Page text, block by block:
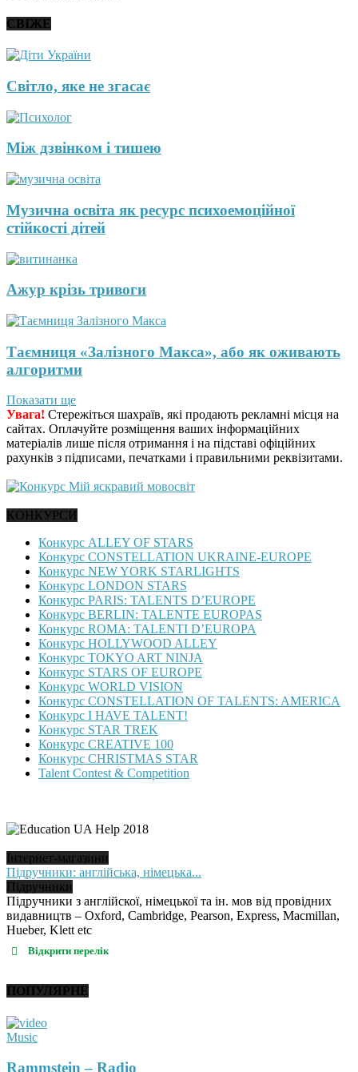
СВІЖЕ
Світло, яке не згасає
Між дзвінком і тишею
Музична освіта як ресурс психоемоційної
стійкості дітей
Ажур крізь тривоги
Таємниця «Залізного Макса», або як оживають
алгоритми
Показати ще
Увага! Стережіться шахраїв, які продають рекламні місця на
сайтах. Оплачуйте розміщення ваших інформаційних
матеріалів лише після отримання і на підставі офіційних
рахунків з підписами, печатками і правильними реквізитами.
КОНКУРСИ
Конкурс ALLEY OF STARS
Конкурс CONSTELLATION UKRAINE-EUROPE
Конкурс NEW YORK STARLIGHTS
Конкурс LONDON STARS
Конкурс PARIS: TALENTS D’EUROPE
Конкурс BERLIN: TALENTE EUROPAS
Конкурс ROMA: TALENTI D’EUROPA
Конкурс HOLLYWOOD ALLEY
Конкурс TOKYO ART NINJA
Конкурс STARS OF EUROPE
Конкурс WORLD VISION
Конкурс CONSTELLATION OF TALENTS: AMERICA
Конкурс I HAVE TALENT!
Конкурс STAR TREK
Конкурс CREATIVE 100
Конкурс CHRISTMAS STAR
Talent Contest & Competition
Інтернет-магазини
Підручники: англійська, німецька...
Підручники
Підручники з англійскої, німецької та ін. мов від провідних
видавництв – Oxford, Cambridge, Pearson, Express, Macmillan,
Hueber, Klett etc
Відкрити перелік
ПОПУЛЯРНЕ
Music
Rammstein – Radio